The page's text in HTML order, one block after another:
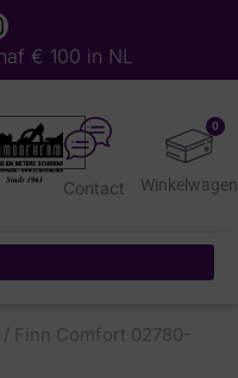
€ 100 in NL
0
Contact
/ Finn Comfort 02780-